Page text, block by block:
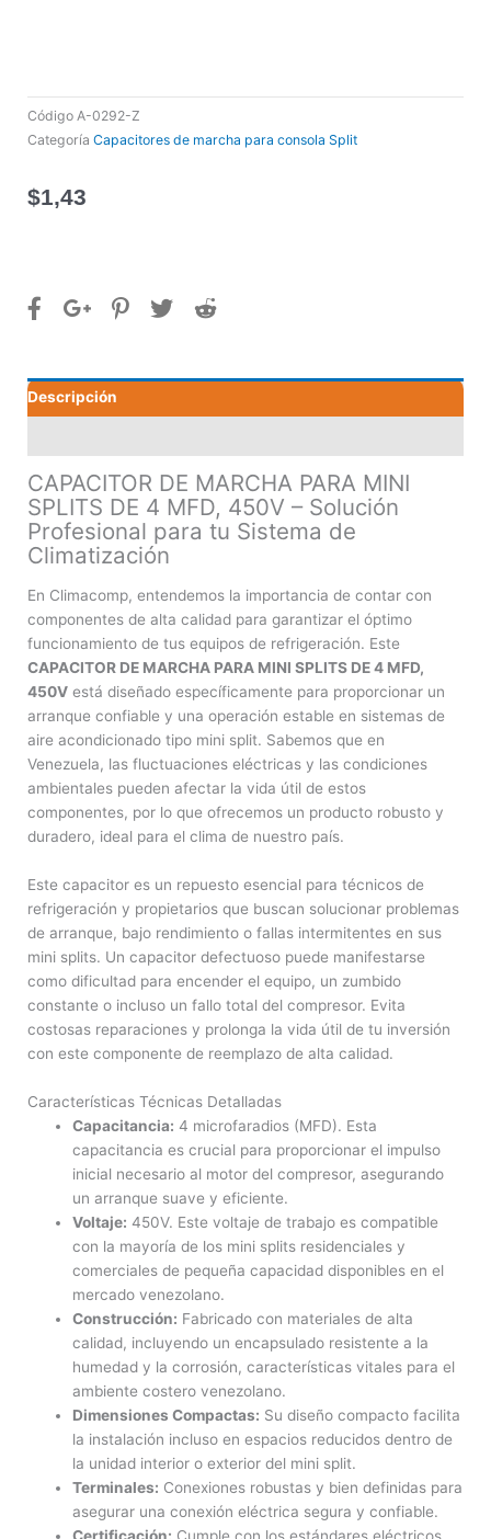
Código A-0292-Z
Categoría Capacitores de marcha para consola Split
$1,43
Descripción
CAPACITOR DE MARCHA PARA MINI
SPLITS DE 4 MFD, 450V – Solución
Profesional para tu Sistema de
Climatización
En Climacomp, entendemos la importancia de contar con
componentes de alta calidad para garantizar el óptimo
funcionamiento de tus equipos de refrigeración. Este
CAPACITOR DE MARCHA PARA MINI SPLITS DE 4 MFD,
450V está diseñado específicamente para proporcionar un
arranque confiable y una operación estable en sistemas de
aire acondicionado tipo mini split. Sabemos que en
Venezuela, las fluctuaciones eléctricas y las condiciones
ambientales pueden afectar la vida útil de estos
componentes, por lo que ofrecemos un producto robusto y
duradero, ideal para el clima de nuestro país.
Este capacitor es un repuesto esencial para técnicos de
refrigeración y propietarios que buscan solucionar problemas
de arranque, bajo rendimiento o fallas intermitentes en sus
mini splits. Un capacitor defectuoso puede manifestarse
como dificultad para encender el equipo, un zumbido
constante o incluso un fallo total del compresor. Evita
costosas reparaciones y prolonga la vida útil de tu inversión
con este componente de reemplazo de alta calidad.
Características Técnicas Detalladas
Capacitancia: 4 microfaradios (MFD). Esta
capacitancia es crucial para proporcionar el impulso
inicial necesario al motor del compresor, asegurando
un arranque suave y eficiente.
Voltaje: 450V. Este voltaje de trabajo es compatible
con la mayoría de los mini splits residenciales y
comerciales de pequeña capacidad disponibles en el
mercado venezolano.
Construcción: Fabricado con materiales de alta
calidad, incluyendo un encapsulado resistente a la
humedad y la corrosión, características vitales para el
ambiente costero venezolano.
Dimensiones Compactas: Su diseño compacto facilita
la instalación incluso en espacios reducidos dentro de
la unidad interior o exterior del mini split.
Terminales: Conexiones robustas y bien definidas para
asegurar una conexión eléctrica segura y confiable.
Certificación: Cumple con los estándares eléctricos